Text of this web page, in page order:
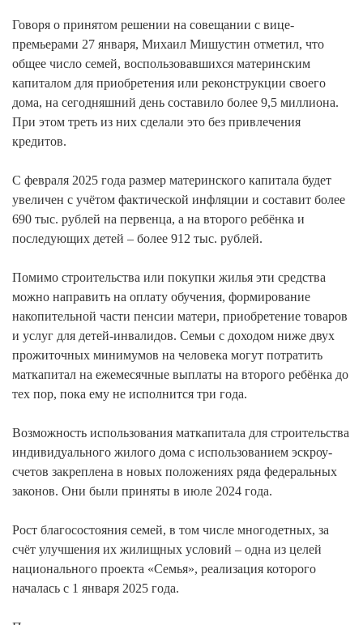
Говоря о принятом решении на совещании с вице-
премьерами 27 января, Михаил Мишустин отметил, что
общее число семей, воспользовавшихся материнским
капиталом для приобретения или реконструкции своего
дома, на сегодняшний день составило более 9,5 миллиона.
При этом треть из них сделали это без привлечения
кредитов.
С февраля 2025 года размер материнского капитала будет
увеличен с учётом фактической инфляции и составит более
690 тыс. рублей на первенца, а на второго ребёнка и
последующих детей – более 912 тыс. рублей.
Помимо строительства или покупки жилья эти средства
можно направить на оплату обучения, формирование
накопительной части пенсии матери, приобретение товаров
и услуг для детей-инвалидов. Семьи с доходом ниже двух
прожиточных минимумов на человека могут потратить
маткапитал на ежемесячные выплаты на второго ребёнка до
тех пор, пока ему не исполнится три года.
Возможность использования маткапитала для строительства
индивидуального жилого дома с использованием эскроу-
счетов закреплена в новых положениях ряда федеральных
законов. Они были приняты в июле 2024 года.
Рост благосостояния семей, в том числе многодетных, за
счёт улучшения их жилищных условий – одна из целей
национального проекта «Семья», реализация которого
началась с 1 января 2025 года.